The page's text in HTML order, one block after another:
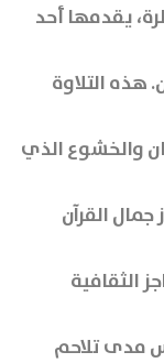
يقدمها أحد
هذه التلاوة
والخشوع الذي
القرآن
الثقافية
مدى تلاحم